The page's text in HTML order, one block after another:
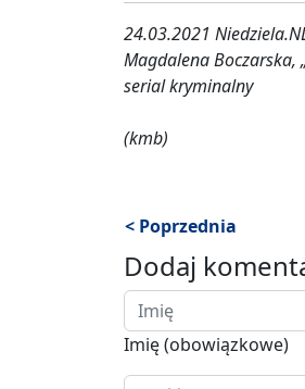
24.03.2021
Magdalena Boczarska,
serial kryminalny
(kmb)
< Poprzednia
Dodaj
Imię (obowiązkowe)